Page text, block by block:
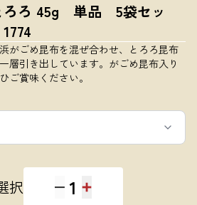
ろろ 45g 単品 5袋セッ
がごめ昆布を混ぜ合わせ、とろろ昆布
層引き出しています。がごめ昆布入り
ご賞味ください。
択 1